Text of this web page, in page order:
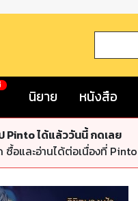
นิยาย หนังสือ
Pinto ได้แล้ววันนี้ กดเลย
อและอ่านได้ต่อเนื่องที่ Pinto